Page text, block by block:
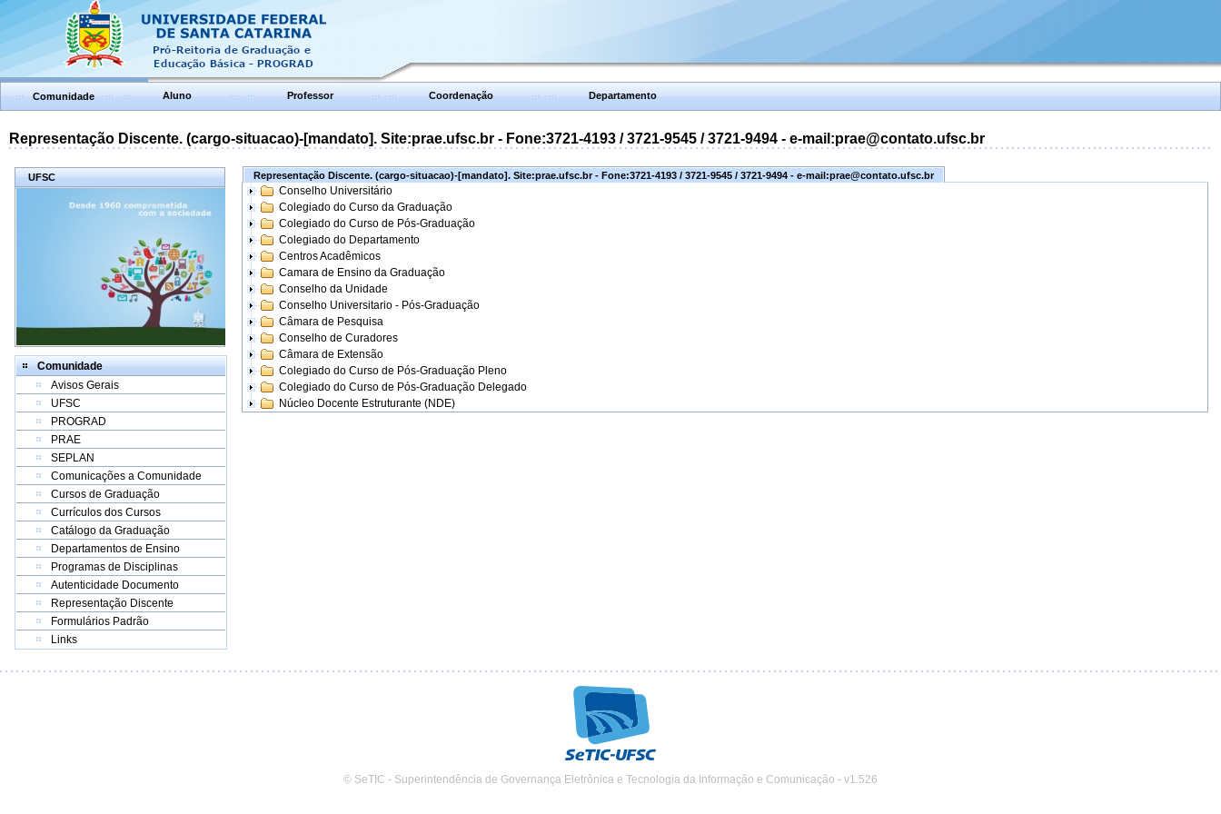
Comunidade Aluno Professor Coordenação Departamento
Representação Discente. (cargo-situacao)-[mandato]. Site:prae.ufsc.br - Fone:3721-4193 / 3721-9545 / 3721-9494 - e-mail:prae@contato.ufsc.br
UFSC
Comunidade
Avisos Gerais
UFSC
PROGRAD
PRAE
SEPLAN
Comunicações a Comunidade
Cursos de Graduação
Currículos dos Cursos
Catálogo da Graduação
Departamentos de Ensino
Programas de Disciplinas
Autenticidade Documento
Representação Discente
Formulários Padrão
Links
Representação Discente. (cargo-situacao)-[mandato]. Site:prae.ufsc.br - Fone:3721-4193 / 3721-9545 / 3721-9494 - e-mail:prae@contato.ufsc.br
Conselho Universitário
Colegiado do Curso da Graduação
Colegiado do Curso de Pós-Graduação
Colegiado do Departamento
Centros Acadêmicos
Camara de Ensino da Graduação
Conselho da Unidade
Conselho Universitario - Pós-Graduação
Câmara de Pesquisa
Conselho de Curadores
Câmara de Extensão
Colegiado do Curso de Pós-Graduação Pleno
Colegiado do Curso de Pós-Graduação Delegado
Núcleo Docente Estruturante (NDE)
© SeTIC - Superintendência de Governança Eletrônica e Tecnologia da Informação e Comunicação - v1.526